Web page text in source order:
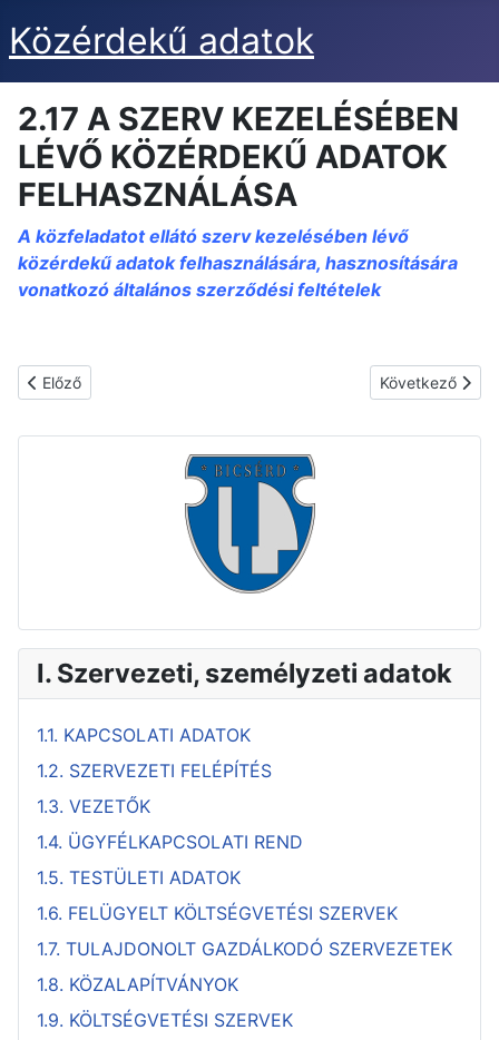
Közérdekű adatok
I. Szervezeti, személyzeti adatok
1.1. KAPCSOLATI ADATOK
1.2. SZERVEZETI FELÉPÍTÉS
1.3. VEZETŐK
1.4. ÜGYFÉLKAPCSOLATI REND
1.5. TESTÜLETI ADATOK
1.6. FELÜGYELT KÖLTSÉGVETÉSI SZERVEK
1.7. TULAJDONOLT GAZDÁLKODÓ SZERVEZETEK
1.8. KÖZALAPÍTVÁNYOK
1.9. KÖLTSÉGVETÉSI SZERVEK
2.17 A SZERV KEZELÉSÉBEN
LÉVŐ KÖZÉRDEKŰ ADATOK
FELHASZNÁLÁSA
A közfeladatot ellátó szerv kezelésében lévő
közérdekű adatok felhasználására, hasznosítására
vonatkozó általános szerződési feltételek
Előző cikk: 2.18. KÜLÖNÖS ÉS EGYEDI KÖZZÉTÉTELI LISTA
Előző Következő cikk:
Következő